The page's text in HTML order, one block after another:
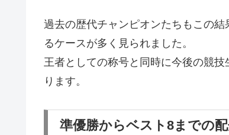
過去の歴代チャンピオンたちもこの
るケースが多く見られました。
王者としての称号と同時に今後の競
ります。
準優勝からベスト8までの